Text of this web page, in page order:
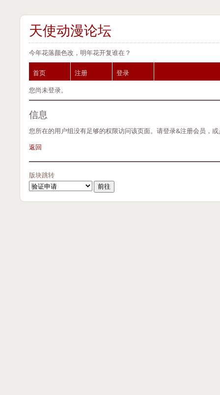
天使动漫论坛
今年花落颜色改，明年花开复谁在？
首页 注册
登录
您尚未登录。
信息
您所在的用户组没有足够的权限访问该页面。请登录&注册会员，
返回
版块跳转